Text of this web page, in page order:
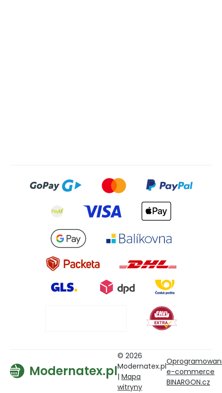
Modernatex.pl
© 2026
Modernatex.pl
| Mapa
witryny
e-commerce
BINARGON.cz